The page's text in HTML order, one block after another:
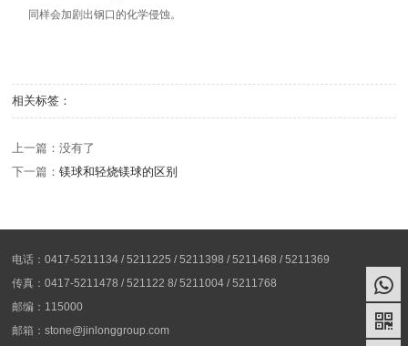
同样会加剧出钢口的化学侵蚀。
相关标签：
上一篇：没有了
下一篇：镁球和轻烧镁球的区别
电话：0417-5211134 / 5211225 / 5211398 / 5211468 / 5211369
传真：0417-5211478 / 521122 8/ 5211004 / 5211768
邮编：115000
邮箱：stone@jinlonggroup.com